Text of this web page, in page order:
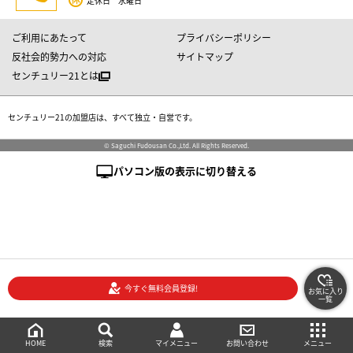
ご利用にあたって
プライバシーポリシー
反社会的勢力への対応
サイトマップ
センチュリー21とは
センチュリー21の加盟店は、すべて独立・自営です。
© Saguchi Fudousan Co.,Ltd. All Rights Reserved.
パソコン版の表示に切り替える
HOME 検索 マイメニュー お問い合わせ メニュー
今すぐ無料会員登録! お気に入り
一覧
絞り込み検索
メニュー
ご相談・お問い合わせ